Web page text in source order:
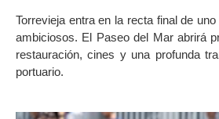
Torrevieja entra en la recta final de
ambiciosos. El Paseo del Mar abrirá
restauración, cines y una profunda
portuario.